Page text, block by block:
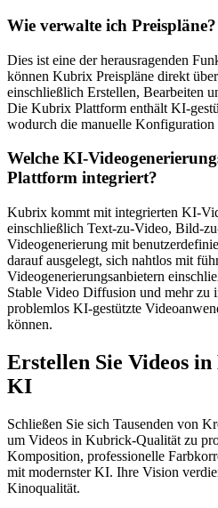
Wie verwalte ich Preispläne?
Dies ist eine der herausragenden
können Kubrix Preispläne direkt
einschließlich Erstellen, Bearbeiten
Die Kubrix Plattform enthält KI-
wodurch die manuelle Konfiguration
Welche KI-
Plattform integriert?
Kubrix kommt mit integrierten KI-
einschließlich Text-zu-Video, Bild-
Videogenerierung mit
darauf ausgelegt, sich nahtlos mit
Videogenerierungsanbietern
Stable Video Diffusion und mehr zu
problemlos KI-gestützte
können.
Erstellen Sie Videos
KI
Schließen Sie sich Tausenden von
um Videos in Kubrick-Qualität zu
Komposition, professionelle
mit modernster KI. Ihre Vision
Kinoqualität.